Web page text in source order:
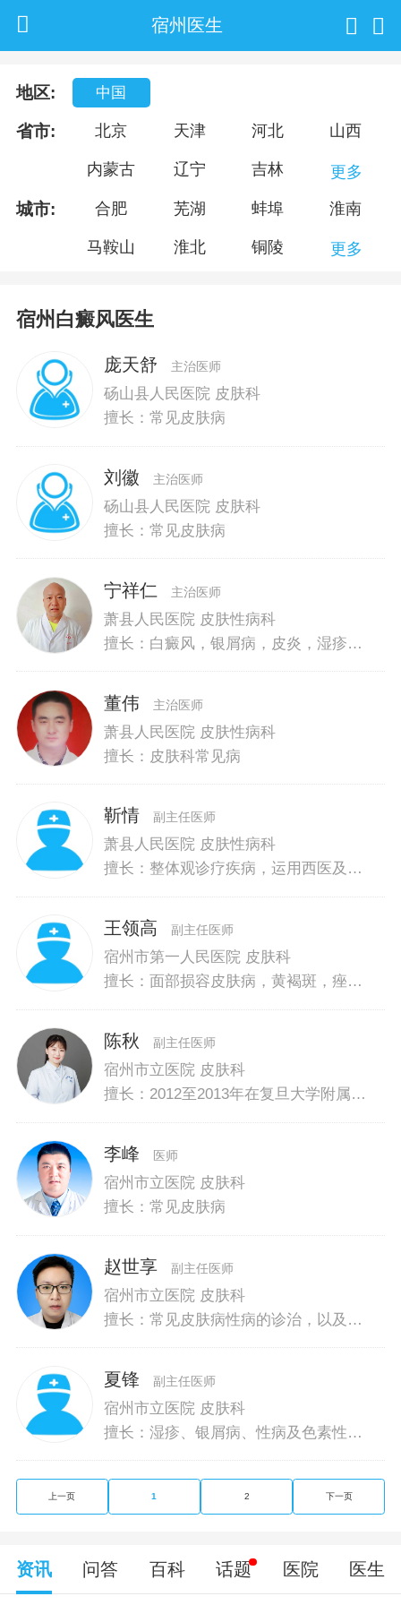
宿州医生
地区: 中国
省市: 北京 天津 河北 山西
内蒙古 辽宁 吉林 更多
城市: 合肥 芜湖 蚌埠 淮南
马鞍山 淮北 铜陵 更多
宿州白癜风医生
庞天舒 主治医师
砀山县人民医院 皮肤科
擅长：常见皮肤病
刘徽 主治医师
砀山县人民医院 皮肤科
擅长：常见皮肤病
宁祥仁 主治医师
萧县人民医院 皮肤性病科
擅长：白癜风，银屑病，皮炎，湿疹，
董伟 主治医师
萧县人民医院 皮肤性病科
擅长：皮肤科常见病
靳情 副主任医师
萧县人民医院 皮肤性病科
擅长：整体观诊疗疾病，运用西医及中
麻疹，皮炎，湿疹，银屑病，过敏性紫
癜，血管瘤，白癜风等各类常见皮肤病
及尖锐湿疣，梅毒，淋病，非淋菌尿道
炎的诊疗
王领高 副主任医师
宿州市第一人民医院 皮肤科
擅长：面部损容皮肤病，黄褐斑，痤
疮，、硬皮病、红斑狼疮等疑难杂症，
性病及支原体引起的不育症、男女科病
陈秋 副主任医师
宿州市立医院 皮肤科
擅长：2012至2013年在复旦大学附属华
斑及各种性传播疾病的诊治。
李峰 医师
宿州市立医院 皮肤科
擅长：常见皮肤病
赵世享 副主任医师
宿州市立医院 皮肤科
擅长：常见皮肤病性病的诊治，以及激
夏锋 副主任医师
宿州市立医院 皮肤科
擅长：湿疹、银屑病、性病及色素性皮
上一页 1 2 下一页
资讯 问答 百科 话题 医院 医生